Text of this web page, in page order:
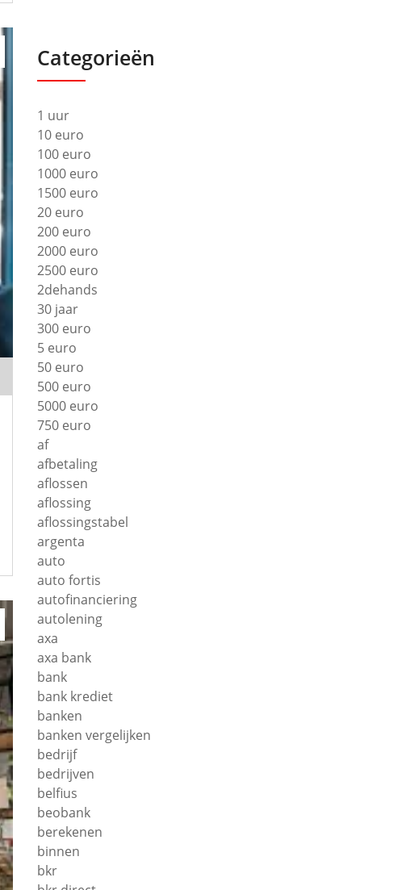
Categorieën
1 uur
10 euro
100 euro
1000 euro
1500 euro
20 euro
200 euro
2000 euro
2500 euro
2dehands
30 jaar
300 euro
5 euro
50 euro
500 euro
5000 euro
750 euro
af
afbetaling
aflossen
aflossing
aflossingstabel
argenta
auto
auto fortis
autofinanciering
autolening
axa
axa bank
bank
bank krediet
banken
banken vergelijken
bedrijf
bedrijven
belfius
beobank
berekenen
binnen
bkr